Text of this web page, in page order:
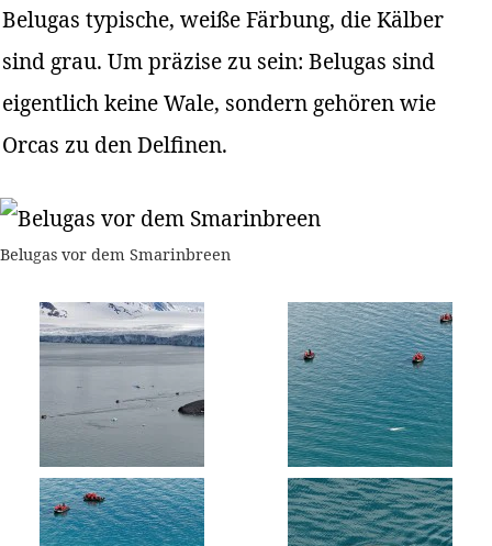
Belugas typische, weiße Färbung, die Kälber
sind grau. Um präzise zu sein: Belugas sind
eigentlich keine Wale, sondern gehören wie
Orcas zu den Delfinen.
Belugas vor dem Smarinbreen